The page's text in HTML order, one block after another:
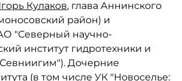
Кулаков, глава Аннинского
район) и
"Северный научно-
институт гидротехники и
Дочерние
(в том числе УК "Новоселье: